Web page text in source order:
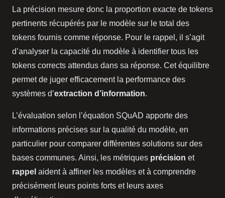
La précision mesure donc la proportion exacte de tokens
pertinents récupérés par le modèle sur le total des
tokens fournis comme réponse. Pour le rappel, il s’agit
d’analyser la capacité du modèle à identifier tous les
tokens corrects attendus dans sa réponse. Cet équilibre
permet de juger efficacement la performance des
systèmes d’extraction d’information.
L’évaluation selon l’équation SQuAD apporte des
informations précises sur la qualité du modèle, en
particulier pour comparer différentes solutions sur des
bases communes. Ainsi, les métriques précision et
rappel aident à affiner les modèles et à comprendre
précisément leurs points forts et leurs axes